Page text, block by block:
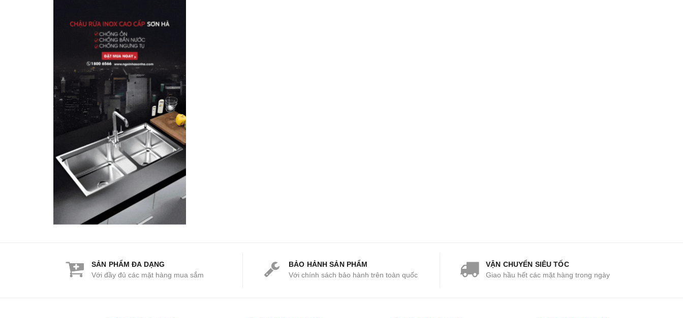
SẢN PHẨM ĐA DẠNG
Với đầy đủ các mặt hàng mua sắm
BẢO HẢNH SẢN PHẨM
Với chính sách bảo hành trên toàn quốc
VẬN CHUYỂN SIÊU TỐC
Giao hầu hết các mặt hàng trong ngày